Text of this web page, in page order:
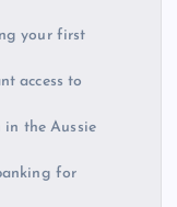
your first
access to
the Aussie
for